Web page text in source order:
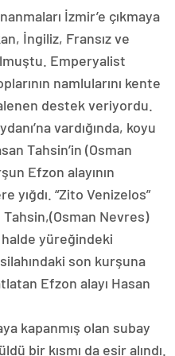
İzmir’e çıkmaya
İngiliz, Fransız ve
Emperyalist
namlularını kente
destek veriyordu.
vardığında, koyu
Tahsin’in (Osman
Efzon alayının
yığdı. “Zito Venizelos”
Nevres)
halde yüreğindeki
silahındaki son kurşuna
Efzon alayı Hasan
kapanmış olan subay
bir kısmı da esir alındı.